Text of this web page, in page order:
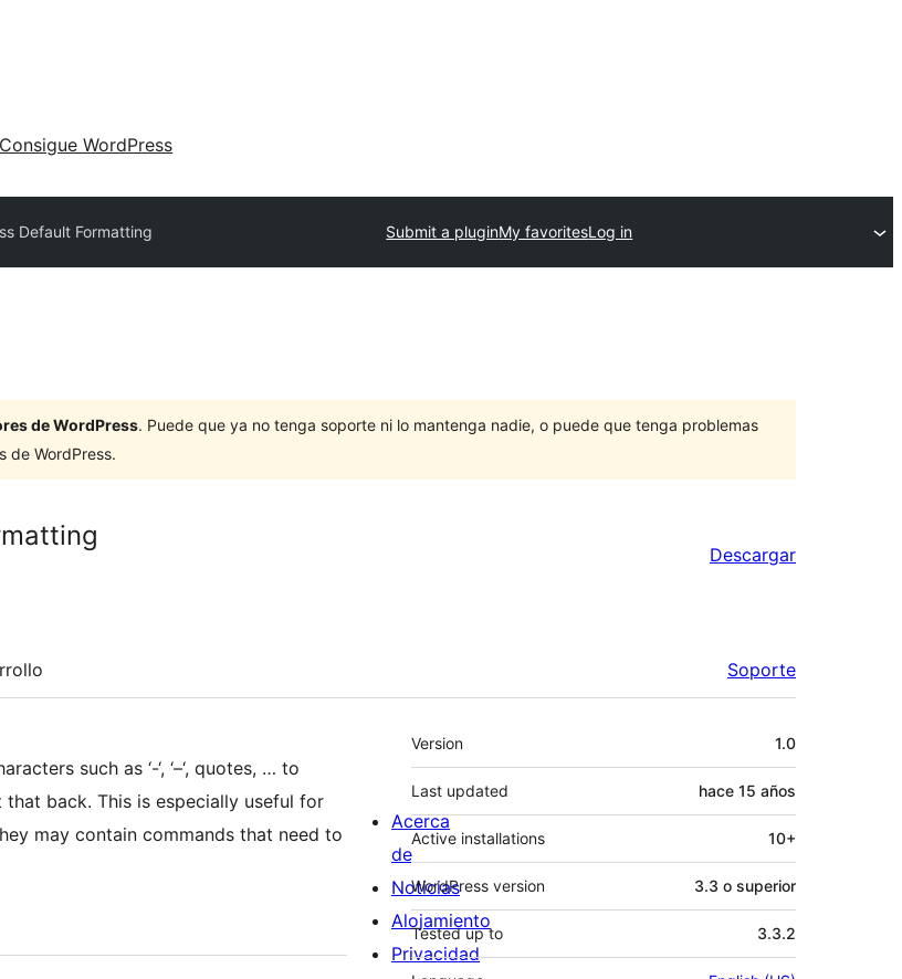
Consigue WordPress
Default Formatting Submit a pluginMy favoritesLog in
de WordPress. Puede que ya no tenga soporte ni lo mantenga nadie, o puede que tenga problemas
de WordPress.
Descargar
Soporte
such as ‘-‘, ‘–‘, quotes, … to
back. This is especially useful for
may contain commands that need to
Meta
Version 1.0
Last updated hace 15 años
Active installations 10+
WordPress version 3.3 o superior
Tested up to 3.3.2
Acerca
de
Noticias
Alojamiento
Privacidad